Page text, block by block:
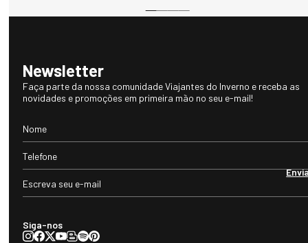
Newsletter
Faça parte da nossa comunidade Viajantes do Inverno e receba as
novidades e promoções em primeira mão no seu e-mail!
Siga-nos